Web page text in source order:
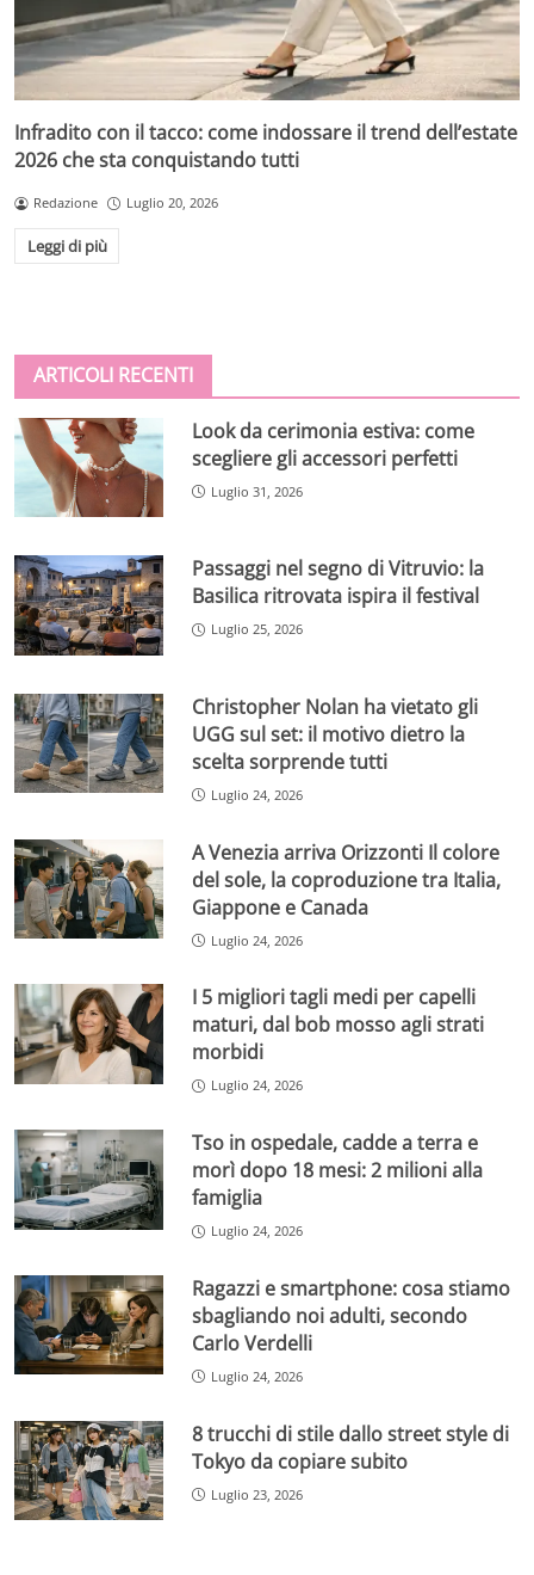
Infradito con il tacco: come indossare il trend dell’estate
2026 che sta conquistando tutti
Redazione Luglio 20, 2026
Leggi di più
ARTICOLI RECENTI
Look da cerimonia estiva: come
scegliere gli accessori perfetti
Luglio 31, 2026
Passaggi nel segno di Vitruvio: la
Basilica ritrovata ispira il festival
Luglio 25, 2026
Christopher Nolan ha vietato gli
UGG sul set: il motivo dietro la
scelta sorprende tutti
Luglio 24, 2026
A Venezia arriva Orizzonti Il colore
del sole, la coproduzione tra Italia,
Giappone e Canada
Luglio 24, 2026
I 5 migliori tagli medi per capelli
maturi, dal bob mosso agli strati
morbidi
Luglio 24, 2026
Tso in ospedale, cadde a terra e
morì dopo 18 mesi: 2 milioni alla
famiglia
Luglio 24, 2026
Ragazzi e smartphone: cosa stiamo
sbagliando noi adulti, secondo
Carlo Verdelli
Luglio 24, 2026
8 trucchi di stile dallo street style di
Tokyo da copiare subito
Luglio 23, 2026